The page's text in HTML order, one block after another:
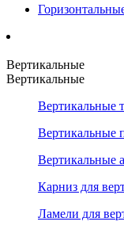
Вертикальные
Вертикальные
Вертикальные
Вертикальные
Вертикальные
Карниз для
Ламели для